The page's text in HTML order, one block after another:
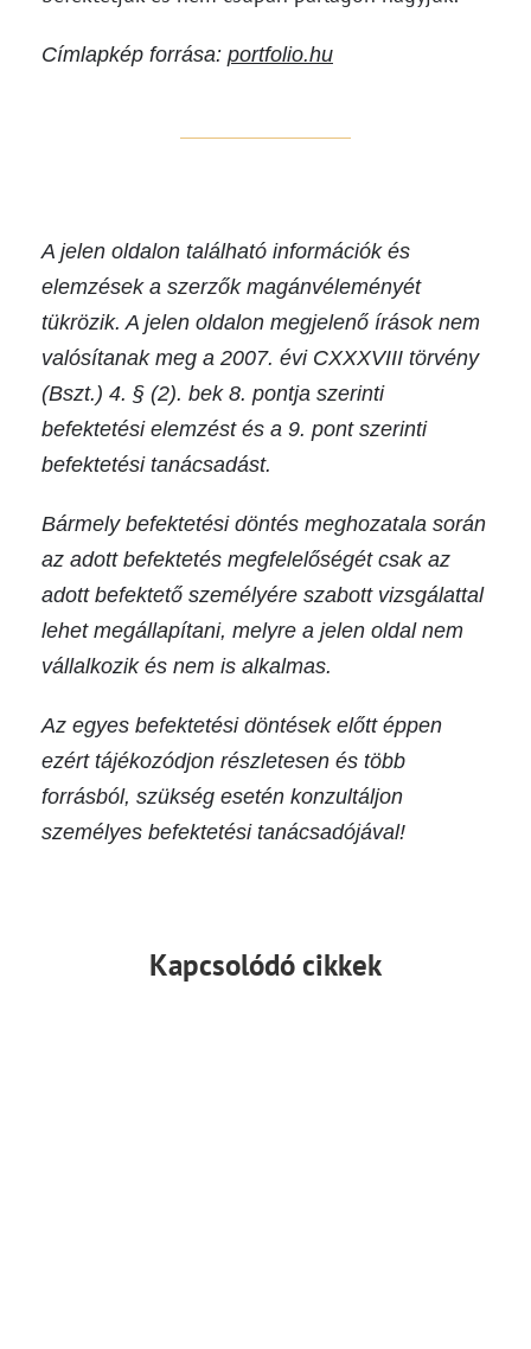
Címlapkép forrása: portfolio.hu
A jelen oldalon található információk és
elemzések a szerzők magánvéleményét
tükrözik. A jelen oldalon megjelenő írások nem
valósítanak meg a 2007. évi CXXXVIII törvény
(Bszt.) 4. § (2). bek 8. pontja szerinti
befektetési elemzést és a 9. pont szerinti
befektetési tanácsadást.
Bármely befektetési döntés meghozatala során
az adott befektetés megfelelőségét csak az
adott befektető személyére szabott vizsgálattal
lehet megállapítani, melyre a jelen oldal nem
vállalkozik és nem is alkalmas.
Az egyes befektetési döntések előtt éppen
ezért tájékozódjon részletesen és több
forrásból, szükség esetén konzultáljon
személyes befektetési tanácsadójával!
Kapcsolódó cikkek